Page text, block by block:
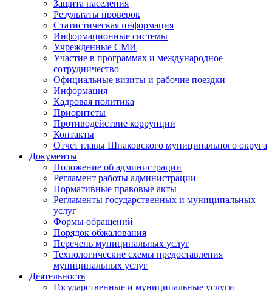
Защита населения
Результаты проверок
Статистическая информация
Информационные системы
Учрежденные СМИ
Участие в программах и международное
сотрудничество
Официальные визиты и рабочие поездки
Информация
Кадровая политика
Приоритеты
Противодействие коррупции
Контакты
Отчет главы Шпаковского муниципального округа
Документы
Положение об администрации
Регламент работы администрации
Нормативные правовые акты
Регламенты государственных и муниципальных
услуг
Формы обращений
Порядок обжалования
Перечень муниципальных услуг
Технологические схемы предоставления
муниципальных услуг
Деятельность
Государственные и муниципальные услуги